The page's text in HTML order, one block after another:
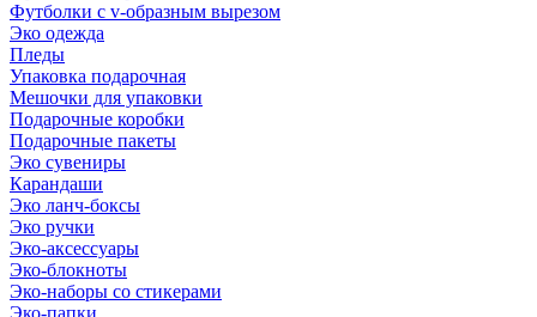
Футболки с v-образным вырезом
Эко одежда
Пледы
Упаковка подарочная
Мешочки для упаковки
Подарочные коробки
Подарочные пакеты
Эко сувениры
Карандаши
Эко ланч-боксы
Эко ручки
Эко-аксессуары
Эко-блокноты
Эко-наборы со стикерами
Эко-папки